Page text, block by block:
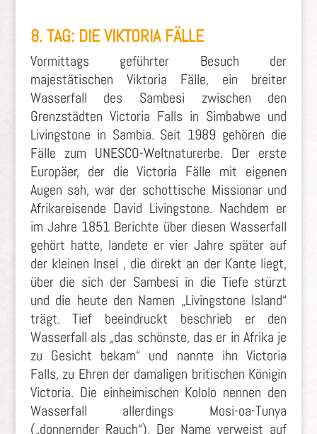
8. TAG: DIE VIKTORIA FÄLLE
Vormittags geführter Besuch der
majestätischen Viktoria Fälle, ein breiter
Wasserfall des Sambesi zwischen den
Grenzstädten Victoria Falls in Simbabwe und
Livingstone in Sambia. Seit 1989 gehören die
Fälle zum UNESCO-Weltnaturerbe. Der erste
Europäer, der die Victoria Fälle mit eigenen
Augen sah, war der schottische Missionar und
Afrikareisende David Livingstone. Nachdem er
im Jahre 1851 Berichte über diesen Wasserfall
gehört hatte, landete er vier Jahre später auf
der kleinen Insel , die direkt an der Kante liegt,
über die sich der Sambesi in die Tiefe stürzt
und die heute den Namen „Livingstone Island“
trägt. Tief beeindruckt beschrieb er den
Wasserfall als „das schönste, das er in Afrika je
zu Gesicht bekam“ und nannte ihn Victoria
Falls, zu Ehren der damaligen britischen Königin
Victoria. Die einheimischen Kololo nennen den
Wasserfall allerdings Mosi-oa-Tunya
(„donnernder Rauch“). Der Name verweist auf